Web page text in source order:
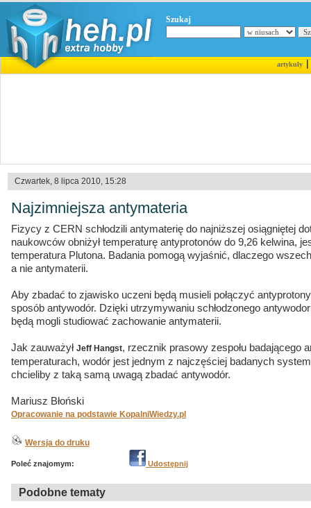
Szukaj
artykuły|
Czwartek, 8 lipca 2010, 15:28
Najzimniejsza antymateria
Fizycy z CERN schłodzili antymaterię do najniższej osiągniętej
naukowców obniżył temperaturę antyprotonów do 9,26 kelwina,
temperatura Plutona. Badania pomogą wyjaśnić, dlaczego
a nie antymaterii.
Aby zbadać to zjawisko uczeni będą musieli połączyć
sposób antywodór. Dzięki utrzymywaniu schłodzonego
będą mogli studiować zachowanie antymaterii.
Jak zauważył Jeff Hangst, rzecznik prasowy zespołu badającego
temperaturach, wodór jest jednym z najczęściej badanych
chcieliby z taką samą uwagą zbadać antywodór.
Mariusz Błoński
Opracowanie na podstawie KopalniWiedzy.pl
Wersja do druku
Poleć znajomym: Udostępnij
Podobne tematy